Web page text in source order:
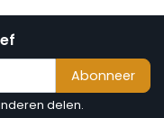
Abonneer
delen.